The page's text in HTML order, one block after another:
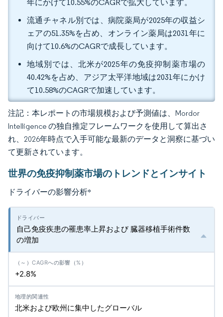
年にかけて10.55%のCAGRで拡大しています。
流通チャネル別では、病院薬局が2025年の収益シ
ェアの51.35%を占め、オンライン薬局は2031年に
向けて10.6%のCAGRで成長しています。
地域別では、北米が2025年の免疫抑制薬市場の
40.42%を占め、アジア太平洋地域は2031年にかけ
て10.58%のCAGRで加速しています。
注記：本レポートの市場規模および予測値は、Mordor
Intelligence の独自推定フレームワークを使用して算出さ
れ、2026年時点で入手可能な最新のデータと洞察に基づい
て更新されています。
世界の免疫抑制薬市場のトレンドとインサイト
ドライバーの影響分析*
自己免疫疾患の罹患率上昇および 臓器移植手術件数
の増加
+2.8%
北米および欧州に集中したグローバル